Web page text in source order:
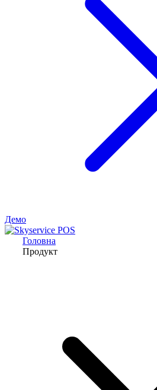
Демо
Головна
Продукт